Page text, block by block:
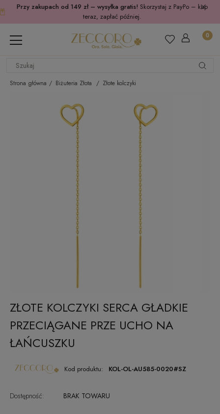
Przy zakupach od 149 zł – wysyłka gratis! Skorzystaj z PayPo – kup
teraz, zapłać później.
Strona główna Biżuteria Złota Złote kolczyki
ZŁOTE KOLCZYKI SERCA GŁADKIE
PRZECIĄGANE PRZE UCHO NA
ŁAŃCUSZKU
Kod produktu: KOL-OL-AU585-0020#SZ
Dostępność: BRAK TOWARU